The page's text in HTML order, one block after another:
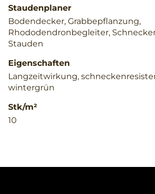
Staudenplaner
Bodendecker, Grabbepflanzung,
Rhododendronbegleiter,
Stauden
Eigenschaften
Langzeitwirkung,
wintergrün
Stk/m²
10